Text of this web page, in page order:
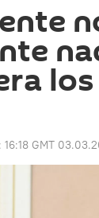
16:18 GMT